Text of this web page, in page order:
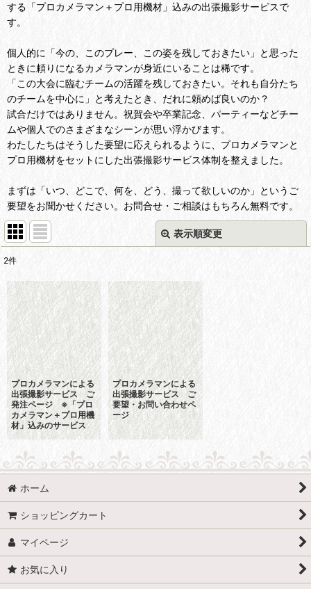
する「プロカメラマン＋プロ用機材」込みの出張撮影サービスで
す。
個人的に「今の、このプレー、この姿を残しておきたい」と思った
ときに頼りになるカメラマンが身近にいることは稀です。
「この大会に臨むチームの活躍を残しておきたい。それも自分たち
のチームを中心に」と考えたとき、だれに頼めば良いのか？
試合だけではありません。祝賀会や卒業記念、パーティーなどチー
ムや個人でのさまざまなシーンが思い浮かびます。
わたしたちはそうした要望に応えられるように、プロカメラマンと
プロ用機材をセットにした出張撮影サービス体制を整えました。
まずは「いつ、どこで、何を、どう、撮って欲しいのか」というご
要望をお聞かせください。お問合せ・ご相談はもちろん無料です。
表示順変更
並び順:
絞り込む
2件
プロカメラマンによる
出張撮影サービス ご
発注ページ ※「プロ
カメラマン＋プロ用機
材」込みのサービス
プロカメラマンによる
出張撮影サービス ご
要望・お問い合わせペ
ージ
ホーム
ショッピングカート
マイページ
お気に入り